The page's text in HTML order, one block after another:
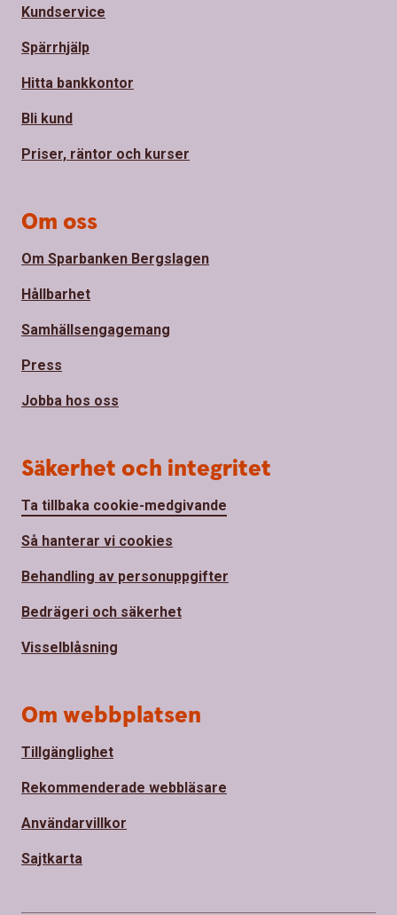
Kundservice
Spärrhjälp
Hitta bankkontor
Bli kund
Priser, räntor och kurser
Om oss
Om Sparbanken Bergslagen
Hållbarhet
Samhällsengagemang
Press
Jobba hos oss
Säkerhet och integritet
Ta tillbaka cookie-medgivande
Så hanterar vi cookies
Behandling av personuppgifter
Bedrägeri och säkerhet
Visselblåsning
Om webbplatsen
Tillgänglighet
Rekommenderade webbläsare
Användarvillkor
Sajtkarta